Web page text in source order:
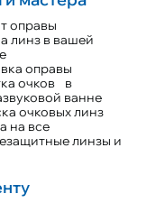
оправы
линз в вашей
оправы
очков в
ванне
очковых линз
на все
линзы и